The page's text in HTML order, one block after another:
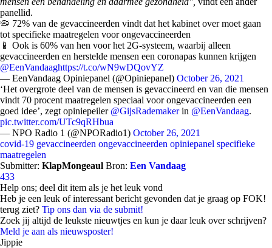
panellid.
🦠 72% van de gevaccineerden vindt dat het kabinet over moet gaan
tot specifieke maatregelen voor ongevaccineerden
📱 Ook is 60% van hen voor het 2G-systeem, waarbij alleen
gevaccineerden en herstelde mensen een coronapas kunnen krijgen
@EenVandaaghttps://t.co/wN9wDQovYZ
— EenVandaag Opiniepanel (@Opiniepanel) October 26, 2021
‘Het overgrote deel van de mensen is gevaccineerd en van die mensen
vindt 70 procent maatregelen speciaal voor ongevaccineerden een
goed idee’, zegt opiniepeiler @GijsRademakerin @EenVandaag.
pic.twitter.com/UTc9qRHbua
— NPO Radio 1 (@NPORadio1) October 26, 2021
covid-19 gevaccineerden ongevaccineerden opiniepanel specifieke
maatregelen
Submitter: KlapMongeaul Bron: Een Vandaag
433
Help ons; deel dit item als je het leuk vond
Heb je een leuk of interessant bericht gevonden dat je graag op FOK!
terug ziet? Tip ons dan via de submit!
Zoek jij altijd de leukste nieuwtjes en kun je daar leuk over schrijven?
Meld je aan als nieuwsposter!
Jippie